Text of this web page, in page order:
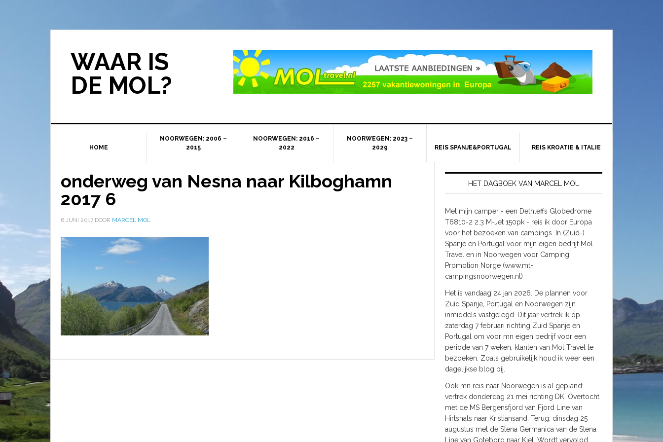
WAAR IS
DE MOL?
HOME
NOORWEGEN: 2006 –
2015
NOORWEGEN: 2016 –
2022
NOORWEGEN: 2023 –
2029
REIS SPANJE&PORTUGAL REIS KROATIE & ITALIE
onderweg van Nesna naar Kilboghamn
2017 6
6 JUNI 2017 DOOR MARCEL MOL
HET DAGBOEK VAN MARCEL MOL
Met mijn camper - een Dethleffs Globedrome
T6810-2 2.3 M-Jet 150pk - reis ik door Europa
voor het bezoeken van campings. In (Zuid-)
Spanje en Portugal voor mijn eigen bedrijf Mol
Travel en in Noorwegen voor Camping
Promotion Norge (www.mt-
campingsnoorwegen.nl)
Het is vandaag 24 jan 2026. De plannen voor
Zuid Spanje, Portugal en Noorwegen zijn
inmiddels vastgelegd. Dit jaar vertrek ik op
zaterdag 7 februari richting Zuid Spanje en
Portugal om voor mn eigen bedrijf voor een
periode van 7 weken, klanten van Mol Travel te
bezoeken. Zoals gebruikelijk houd ik weer een
dagelijkse blog bij.
Ook mn reis naar Noorwegen is al gepland:
vertrek donderdag 21 mei richting DK. Overtocht
met de MS Bergensfjord van Fjord Line van
Hirtshals naar Kristiansand. Terug: dinsdag 25
augustus met de Stena Germanica van de Stena
Line van Goteborg naar Kiel. Wordt vervolgd.